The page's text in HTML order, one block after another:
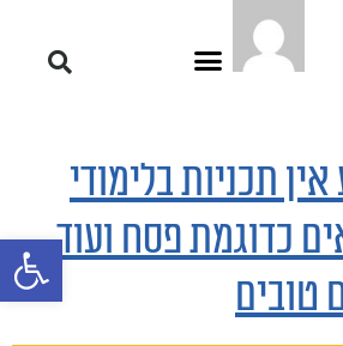
פתח
תכניות בלימודי
כדוגמת פסח ועוד
טובים